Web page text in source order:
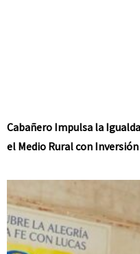
Cabañero Impulsa la
el Medio Rural con Inversión